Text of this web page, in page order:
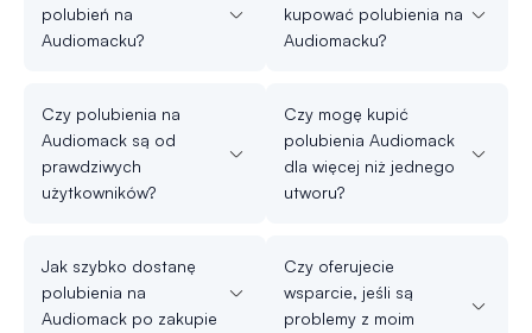
polubień na
Audiomacku?
Czy polubienia na
Audiomack są od
prawdziwych
użytkowników?
Jak szybko dostanę
polubienia na
Audiomack po zakupie
kupować polubienia na
Audiomacku?
Czy mogę kupić
polubienia Audiomack
dla więcej niż jednego
utworu?
Czy oferujecie
wsparcie, jeśli są
problemy z moim